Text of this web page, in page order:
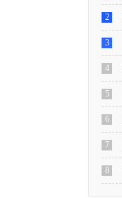
2
3
4
5
6
7
8